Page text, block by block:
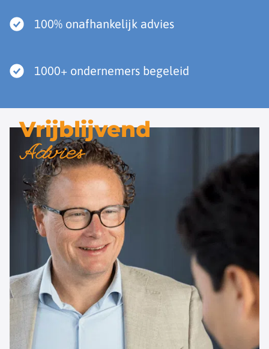
100% onafhankelijk advies
1000+ ondernemers begeleid
Vrijblijvend
Advies